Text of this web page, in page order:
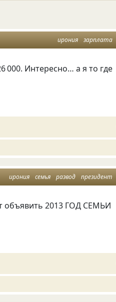
ирония зарплата
000. Интересно… а я то где
ирония семья развод президент
объявить 2013 ГОД СЕМЬИ